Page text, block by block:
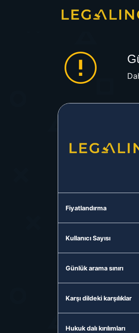
Fiyatlandırma
Kullanıcı Sayısı
Günlük arama sınırı
Karşı dildeki karşılıklar
Hukuk dalı kırılımları